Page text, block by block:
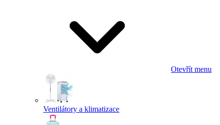
Otevřít menu
Ventilátory a klimatizace